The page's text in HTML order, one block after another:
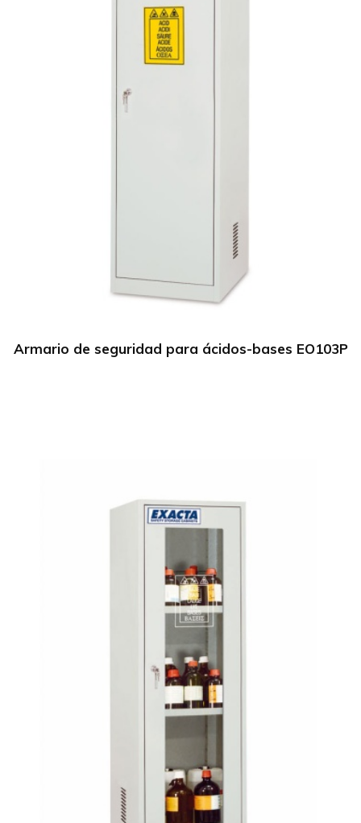
Armario de seguridad para ácidos-bases EO103P